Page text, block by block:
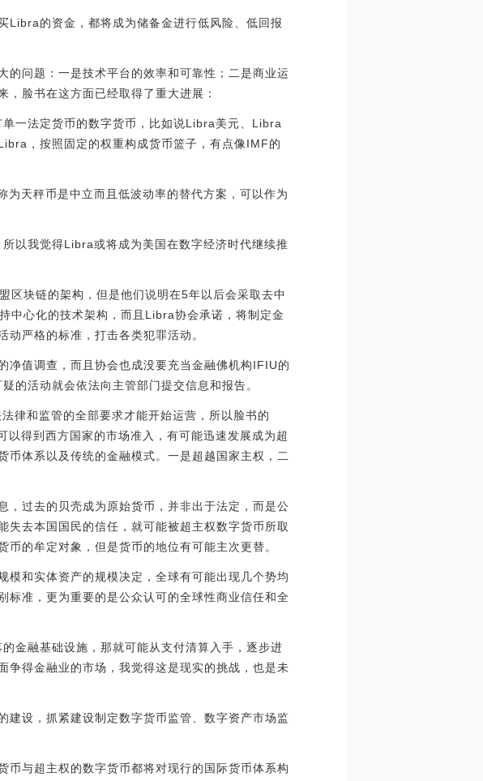
Libra的资金，都将成为储备金进行低风险、低回报
的问题：一是技术平台的效率和可靠性；二是商业运
脸书在这方面已经取得了重大进展：
一法定货币的数字货币，比如说Libra美元、Libra
，按照固定的权重构成货币篮子，有点像IMF的
天秤币是中立而且低波动率的替代方案，可以作为
以我觉得Libra或将成为美国在数字经济时代继续推
区块链的架构，但是他们说明在5年以后会采取去中
中心化的技术架构，而且Libra协会承诺，将制定金
严格的标准，打击各类犯罪活动。
净值调查，而且协会也成没要充当金融佛机构IFIU的
的活动就会依法向主管部门提交信息和报告。
律和监管的全部要求才能开始运营，所以脸书的
得到西方国家的市场准入，有可能迅速发展成为超
体系以及传统的金融模式。一是超越国家主权，二
，过去的贝壳成为原始货币，并非出于法定，而是公
去本国国民的信任，就可能被超主权数字货币所取
的牟定对象，但是货币的地位有可能主次更替。
模和实体资产的规模决定，全球有可能出现几个势均
标准，更为重要的是公众认可的全球性商业信任和全
金融基础设施，那就可能从支付清算入手，逐步进
争得金融业的市场，我觉得这是现实的挑战，也是未
建设，抓紧建设制定数字货币监管、数字资产市场监
币与超主权的数字货币都将对现行的国际货币体系构